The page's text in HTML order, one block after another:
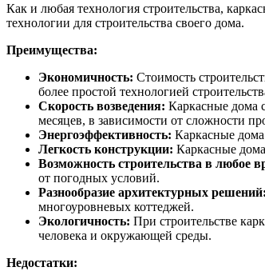
Как и любая технология строительства,
технологии для строительства своего дома.
Преимущества:
Экономичность: Стоимость
более простой технологией
Скорость возведения: Каркасные дома
месяцев, в зависимости от сложности
Энергоэффективность: Каркасные
Легкость конструкции: Каркасные
Возможность строительства в любое
от погодных условий.
Разнообразие архитектурных решений:
многоуровневых коттеджей.
Экологичность: При строительстве
человека и окружающей среды.
Недостатки: